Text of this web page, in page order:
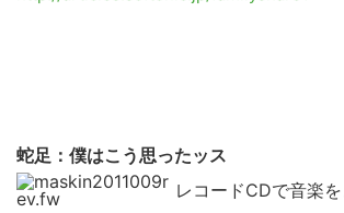
蛇足：僕はこう思ったッス
レコードCDで音楽